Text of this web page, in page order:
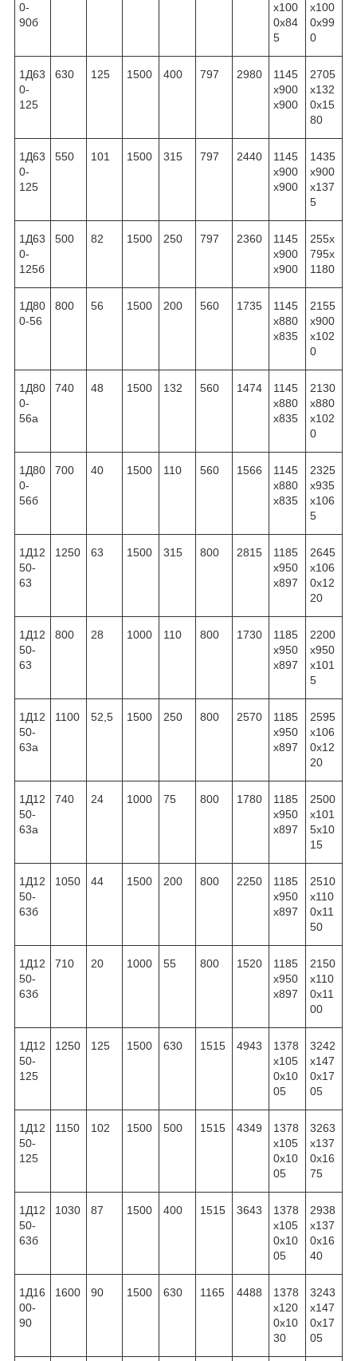
0-
90б
x100
0x84
5
x100
0x99
0
1Д63
0-
125
630 125 1500 400 797 2980
1145
x900
x900
2705
x132
0x15
80
1Д63
0-
125
550 101 1500 315 797 2440
1145
x900
x900
1435
x900
x137
5
1Д63
0-
125б
500 82 1500 250 797 2360
1145
x900
x900
255x
795x
1180
1Д80
0-56
800 56 1500 200 560 1735
1145
x880
x835
2155
x900
x102
0
1Д80
0-
56а
740 48 1500 132 560 1474
1145
x880
x835
2130
x880
x102
0
1Д80
0-
56б
700 40 1500 110 560 1566
1145
x880
x835
2325
x935
x106
5
1Д12
50-
63
1250 63 1500 315 800 2815
1185
x950
x897
2645
x106
0x12
20
1Д12
50-
63
800 28 1000 110 800 1730
1185
x950
x897
2200
x950
x101
5
1Д12
50-
63а
1100 52,5 1500 250 800 2570
1185
x950
x897
2595
x106
0x12
20
1Д12
50-
63а
740 24 1000 75 800 1780
1185
x950
x897
2500
x101
5x10
15
1Д12
50-
63б
1050 44 1500 200 800 2250
1185
x950
x897
2510
x110
0x11
50
1Д12
50-
63б
710 20 1000 55 800 1520
1185
x950
x897
2150
x110
0x11
00
1Д12
50-
125
1250 125 1500 630 1515 4943
1378
x105
0x10
05
3242
x147
0x17
05
1Д12
50-
125
1150 102 1500 500 1515 4349
1378
x105
0x10
05
3263
x137
0x16
75
1Д12
50-
63б
1030 87 1500 400 1515 3643
1378
x105
0x10
05
2938
x137
0x16
40
1Д16
00-
90
1600 90 1500 630 1165 4488
1378
x120
0x10
30
3243
x147
0x17
05